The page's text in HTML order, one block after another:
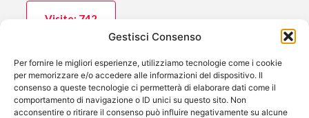
Gestisci Consenso
Per fornire le migliori esperienze, utilizziamo tecnologie come i cookie
per memorizzare e/o accedere alle informazioni del dispositivo. Il
consenso a queste tecnologie ci permetterà di elaborare dati come il
comportamento di navigazione o ID unici su questo sito. Non
acconsentire o ritirare il consenso può influire negativamente su alcune
Visite: 742
Ultimo aggiornamento:
17/11/2025
Nazione:Italia